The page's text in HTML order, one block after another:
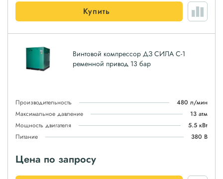
Купить
Винтовой компрессор ДЗ СИЛА С-1
ременной привод 13 бар
Производительность
480 л/мин
Максимальное давление
13 атм
Мощность двигателя
5.5 кВт
Питание
380 В
Цена по запросу